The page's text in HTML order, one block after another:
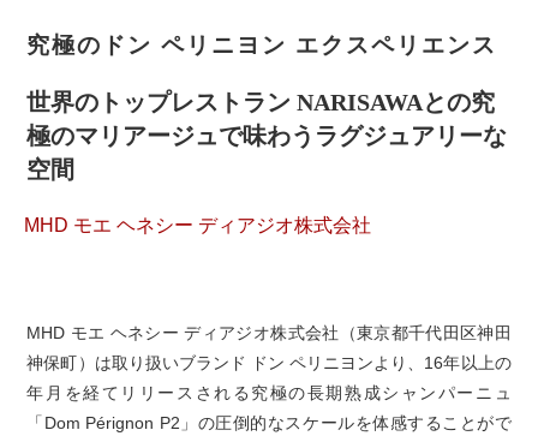
究極のドン ペリニヨン エクスペリエンス
世界のトップレストラン NARISAWAとの究
極のマリアージュで味わうラグジュアリーな
空間
MHD モエ ヘネシー ディアジオ株式会社
MHD モエ ヘネシー ディアジオ株式会社（東京都千代田区神田
神保町）は取り扱いブランド ドン ペリニヨンより、16年以上の
年月を経てリリースされる究極の長期熟成シャンパーニュ
「Dom Pérignon P2」の圧倒的なスケールを体感することがで